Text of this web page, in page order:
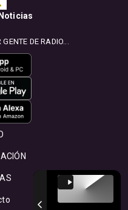
DE RADIO...